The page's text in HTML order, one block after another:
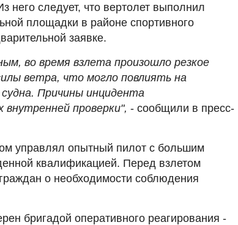
него следует, что вертолет выполнил
площадки в районе спортивного
заявке.
во время взлета произошло резкое
ветра, что могло повлиять на
Причины инцидента
проверки", - сообщили в пресс-
управлял опытный пилот с большим
квалификацией. Перед взлетом
о необходимости соблюдения
бригадой оперативного реагирования -